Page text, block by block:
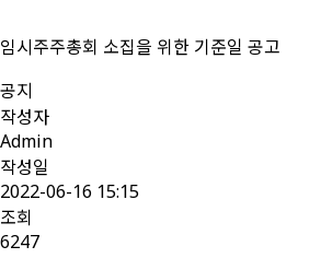
임시주주총회 소집을 위한 기준일 공고
공지
작성자
Admin
작성일
2022-06-16 15:15
조회
6247